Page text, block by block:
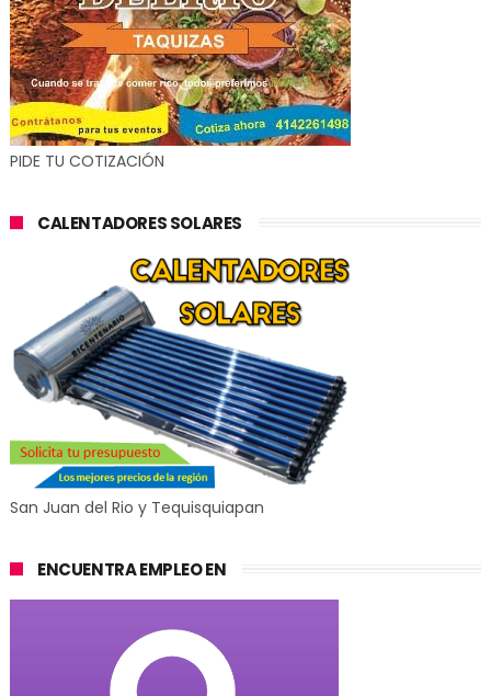
PIDE TU COTIZACIÓN
CALENTADORES SOLARES
San Juan del Rio y Tequisquiapan
ENCUENTRA EMPLEO EN